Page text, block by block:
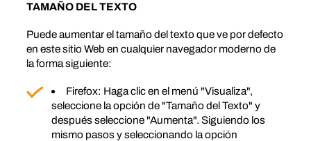
TAMAÑO DEL TEXTO
Puede aumentar el tamaño del texto que ve por defecto
en este sitio Web en cualquier navegador moderno de
la forma siguiente:
Firefox: Haga clic en el menú "Visualiza",
seleccione la opción de "Tamaño del Texto" y
después seleccione "Aumenta". Siguiendo los
mismo pasos y seleccionando la opción